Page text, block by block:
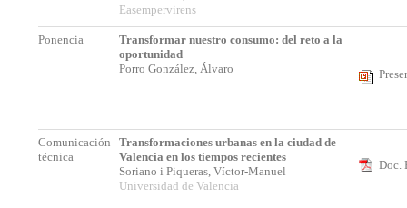
Easempervirens
Ponencia
Transformar nuestro consumo: del reto a la
oportunidad
Porro González, Álvaro
Comunicación
técnica
Transformaciones urbanas en la ciudad de
Valencia en los tiempos recientes
Soriano i Piqueras, Víctor-Manuel
Universidad de Valencia
Doc.